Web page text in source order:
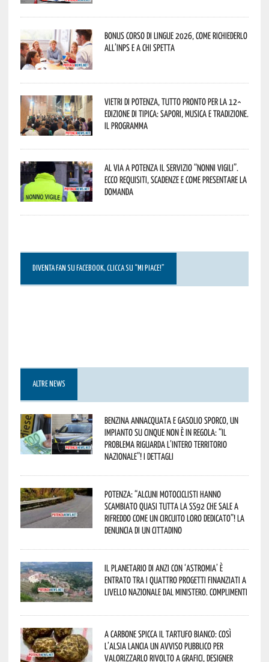
Bonus corso di lingue 2026, come richiederlo
all’INPS e a chi spetta
Vietri di Potenza, tutto pronto per la 12^
Edizione di Tipica: sapori, musica e tradizione.
Il programma
Al via a Potenza il servizio “Nonni Vigili”.
Ecco requisiti, scadenze e come presentare la
domanda
DIVENTA FAN SU FACEBOOK, CLICCA SU “MI PIACE!”
ALTRE NEWS
Benzina annacquata e gasolio sporco, un
impianto su cinque non è in regola: “il
problema riguarda l’intero territorio
Nazionale”! I dettagli
Potenza: “alcuni motociclisti hanno
scambiato quasi tutta la SS92 che sale a
Rifreddo come un circuito loro dedicato”! La
denuncia di un cittadino
Il Planetario di Anzi con ‘Astromia’ è
entrato tra i quattro progetti finanziati a
livello nazionale dal Ministero. Complimenti
A Carbone spicca il tartufo bianco: così
l’Alsia lancia un avviso pubblico per
valorizzarlo rivolto a grafici, designer